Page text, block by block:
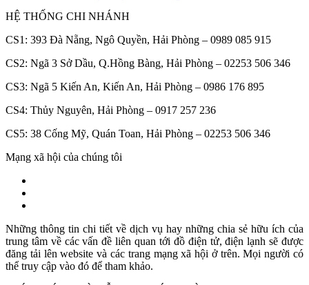
HỆ THỐNG CHI NHÁNH
CS1: 393 Đà Nẵng, Ngô Quyền, Hải Phòng – 0989 085 915
CS2: Ngã 3 Sở Dầu, Q.Hồng Bàng, Hải Phòng – 02253 506 346
CS3: Ngã 5 Kiến An, Kiến An, Hải Phòng – 0986 176 895
CS4: Thủy Nguyên, Hải Phòng – 0917 257 236
CS5: 38 Cống Mỹ, Quán Toan, Hải Phòng – 02253 506 346
Mạng xã hội của chúng tôi
Những thông tin chi tiết về dịch vụ hay những chia sẻ hữu ích của
trung tâm về các vấn đề liên quan tới đồ điện tử, điện lạnh sẽ được
đăng tải lên website và các trang mạng xã hội ở trên. Mọi người có
thể truy cập vào đó để tham khảo.